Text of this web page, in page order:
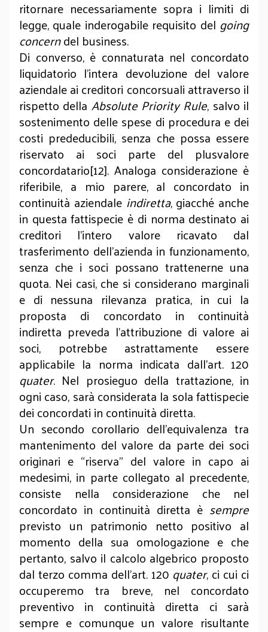
ritornare necessariamente sopra i limiti di
legge, quale inderogabile requisito del going
concerndel business.
Di converso, è connaturata nel concordato
liquidatorio l’intera devoluzione del valore
aziendale ai creditori concorsuali attraverso il
rispetto della Absolute Priority Rule, salvo il
sostenimento delle spese di procedura e dei
costi prededucibili, senza che possa essere
riservato ai soci parte del plusvalore
concordatario[12]. Analoga considerazione è
riferibile, a mio parere, al concordato in
continuità aziendale indiretta, giacché anche
in questa fattispecie è di norma destinato ai
creditori l’intero valore ricavato dal
trasferimento dell’azienda in funzionamento,
senza che i soci possano trattenerne una
quota. Nei casi, che si considerano marginali
e di nessuna rilevanza pratica, in cui la
proposta di concordato in continuità
indiretta preveda l’attribuzione di valore ai
soci, potrebbe astrattamente essere
applicabile la norma indicata dall’art. 120
quater. Nel prosieguo della trattazione, in
ogni caso, sarà considerata la sola fattispecie
dei concordati in continuità diretta.
Un secondo corollario dell’equivalenza tra
mantenimento del valore da parte dei soci
originari e “riserva” del valore in capo ai
medesimi, in parte collegato al precedente,
consiste nella considerazione che nel
concordato in continuità diretta è sempre
previsto un patrimonio netto positivo al
momento della sua omologazione e che
pertanto, salvo il calcolo algebrico proposto
dal terzo comma dell’art. 120 quater, ci cui ci
occuperemo tra breve, nel concordato
preventivo in continuità diretta ci sarà
sempre e comunque un valore risultante